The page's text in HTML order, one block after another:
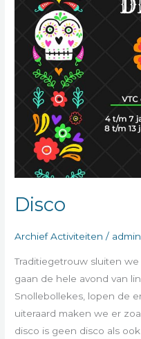
Disco
Archief Activiteiten / admin
Traditiegetrouw sluiten
gaan de hele avond van
Snollebollekes, lopen de
uiteraard maken we er
disco is geen disco als